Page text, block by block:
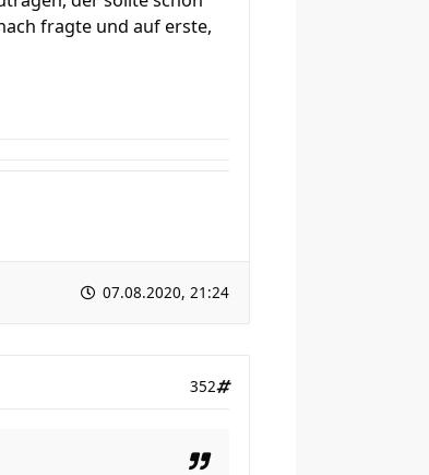
fragte und auf erste,
07.08.2020, 21:24
352